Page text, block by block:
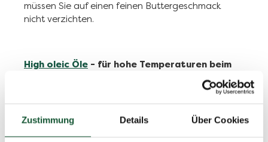
Zustimmung Details Über Cookies
müssen Sie auf einen feinen Buttergeschmack
nicht verzichten.
High oleic Öle - für hohe Temperaturen beim
Für die mediterrane Küche haben wir auch
unserBratöl mit Olivengeschmack